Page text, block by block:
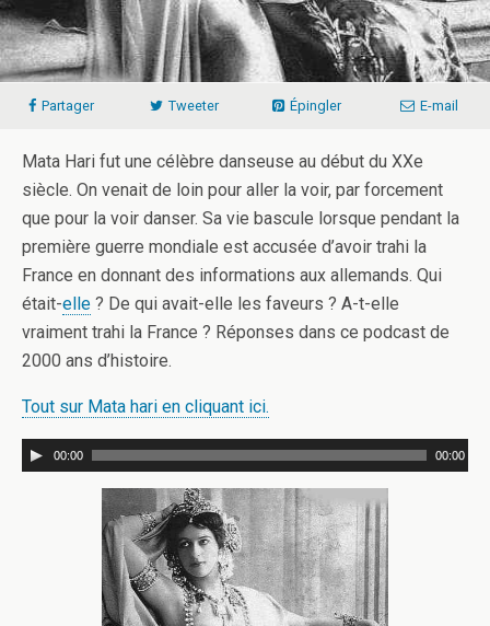
Partager Tweeter Épingler E-mail
Mata Hari fut une célèbre danseuse au début du XXe
siècle. On venait de loin pour aller la voir, par forcement
que pour la voir danser. Sa vie bascule lorsque pendant la
première guerre mondiale est accusée d’avoir trahi la
France en donnant des informations aux allemands. Qui
était-elle ? De qui avait-elle les faveurs ? A-t-elle
vraiment trahi la France ? Réponses dans ce podcast de
2000 ans d’histoire.
Tout sur Mata hari en cliquant ici.
00:00 00:00